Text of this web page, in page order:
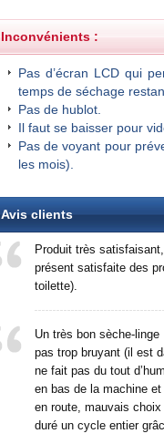
Inconvénients :
Pas d’écran LCD qui
temps de séchage
Pas de hublot.
Il faut se baisser pour
Pas de voyant pour
les mois).
Avis clients
Produit très
présent satisfaite des
toilette).
Un très bon sèche-
pas trop bruyant (il est
ne fait pas du tout
en bas de la machine et
en route, mauvais
duré un cycle entier